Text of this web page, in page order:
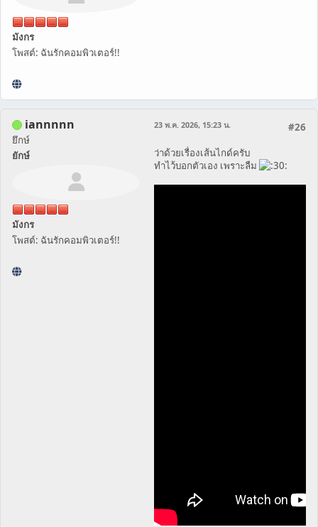
มังกร
โพสต์: ฉันรักคอมพิวเตอร์!!
iannnnn
ยึกษ์
ยักษ์
มังกร
โพสต์: ฉันรักคอมพิวเตอร์!!
#26
23 พ.ค. 2026, 15:23 น.
ว่าด้วยเรื่องเส้นไกด์ครับ
ทำไว้บอกตัวเอง เพราะลืม